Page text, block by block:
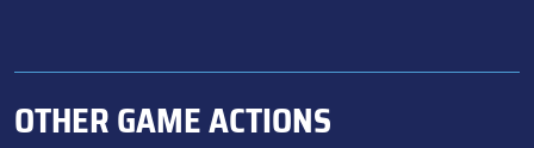
OTHER GAME ACTIONS